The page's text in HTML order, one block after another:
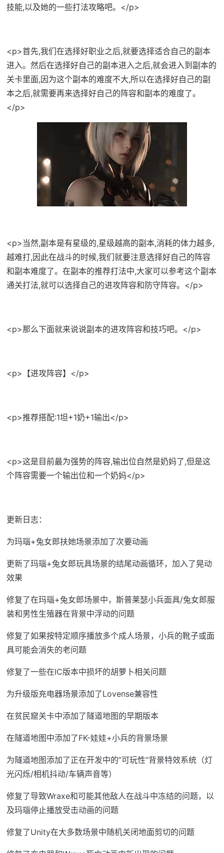
技能,以及她的一些打法攻略吧。</p>
<p>首先,我们在选择好职业之后,就要选择适合自己的副本
进入。然后在选择好自己的副本进入之后,就会进入到副本的
关卡里面,因为这个副本的难度不大,所以在选择好自己的副
本之后,就需要再来选择好自己的阵容和副本的难度了。
</p>
<p>当然,副本是有星级的,星级越高的副本,消耗的体力越多,
越难打,因此在战斗的时候,我们就要注意选择好自己的阵容
和副本难度了。在副本的推荐打法中,大家可以参考这个副本
通关打法,就可以选择自己的进攻阵容和防守阵容。</p>
<p>那么下面就来说说副本的进攻阵容和技巧吧。</p>
<p>【进攻阵容】</p>
<p>推荐搭配:1坦+1奶+1输出</p>
<p>这是目前最为强势的阵容,输出位自然是奶妈了,但是这
个阵容需要一个输出位和一个奶妈</p>
更新日志：
为玛瑙+兔女郎扶她场景添加了次要动画
更新了玛瑙+兔女郎玩具场景的结尾动画循环，加入了晃动
效果
修复了在玛瑙+兔女郎场景中，斯普莱瑟小兵面具/兔女郎服
装和男性生殖器在背景中浮动的问题
修复了如果按特定顺序播放多个成人场景，小兵的靴子或面
具可能会消失的老问题
修复了一些在IC版本中损坏的胡萝卜相关问题
为升级版充电器场景添加了Lovense兼容性
在贫民窟关卡中添加了隧道地图的早期版本
在隧道地图中添加了FK-娃娃+小兵的背景场景
为隧道地图添加了正在开发中的”可玩性”背景特效系统（灯
光闪烁/相机抖动/车辆声音等）
修复了导致Wraxe和可能其他敌人在战斗中冻结的问题，以
及玛瑙停止播放受击动画的问题
修复了Unity在大多数场景中随机关闭地面剪切的问题